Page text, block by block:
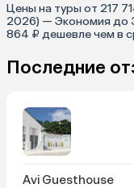
Цены на туры от 217
2026) — Экономия до
864 ₽ дешевле чем в
Последние
Avi Guesthouse